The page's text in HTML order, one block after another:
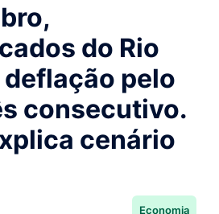
do Rio
pelo
consecutivo.
cenário
Economia